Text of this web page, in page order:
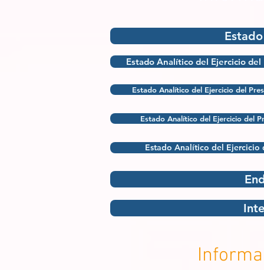
Estado Analítico del Ejercicio
Estado Analítico del Ejercicio del
Estado Analítico del Ejercicio del
Estado Analítico del Ejercicio